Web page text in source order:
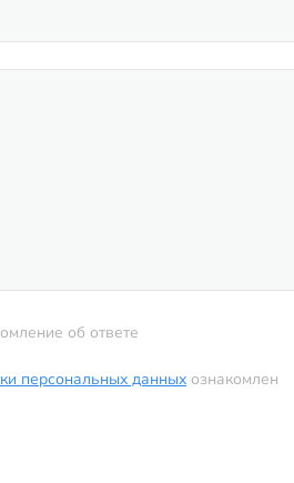
об ответе
персональных данных ознакомлен